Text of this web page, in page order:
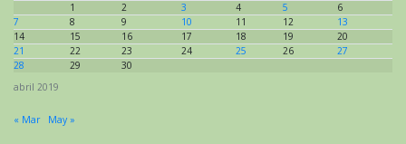
abril 2019
1
2 3 4 5
6
7
8 9 10 11 12
13
14
15 16 17 18 19
20
21
22 23 24 25 26
27
28
29 30
« Mar May »